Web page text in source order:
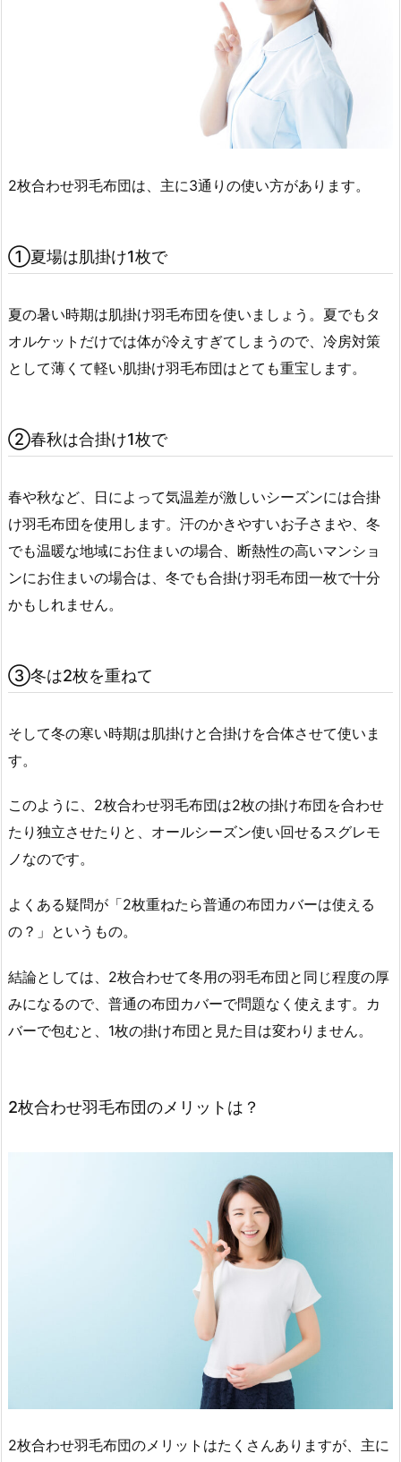
2枚合わせ羽毛布団は、主に3通りの使い方があります。
①夏場は肌掛け1枚で
夏の暑い時期は肌掛け羽毛布団を使いましょう。夏でもタ
オルケットだけでは体が冷えすぎてしまうので、冷房対策
として薄くて軽い肌掛け羽毛布団はとても重宝します。
②春秋は合掛け1枚で
春や秋など、日によって気温差が激しいシーズンには合掛
け羽毛布団を使用します。汗のかきやすいお子さまや、冬
でも温暖な地域にお住まいの場合、断熱性の高いマンショ
ンにお住まいの場合は、冬でも合掛け羽毛布団一枚で十分
かもしれません。
③冬は2枚を重ねて
そして冬の寒い時期は肌掛けと合掛けを合体させて使いま
す。
このように、2枚合わせ羽毛布団は2枚の掛け布団を合わせ
たり独立させたりと、オールシーズン使い回せるスグレモ
ノなのです。
よくある疑問が「2枚重ねたら普通の布団カバーは使える
の？」というもの。
結論としては、2枚合わせて冬用の羽毛布団と同じ程度の厚
みになるので、普通の布団カバーで問題なく使えます。カ
バーで包むと、1枚の掛け布団と見た目は変わりません。
2枚合わせ羽毛布団のメリットは？
2枚合わせ羽毛布団のメリットはたくさんありますが、主に